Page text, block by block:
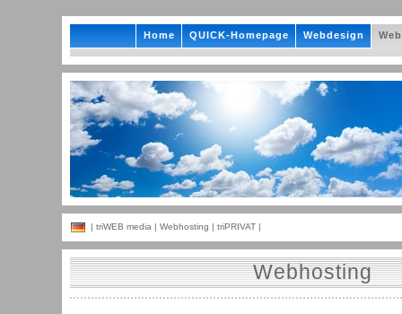
Home QUICK-Homepage Webdesign
| triWEB media | Webhosting | triPRIVAT |
Webhosting